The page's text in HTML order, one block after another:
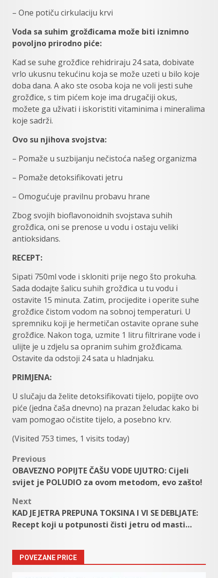
– One potiču cirkulaciju krvi
Voda sa suhim grožđicama može biti iznimno
povoljno prirodno piće:
Kad se suhe grožđice rehidriraju 24 sata, dobivate
vrlo ukusnu tekućinu koja se može uzeti u bilo koje
doba dana. A ako ste osoba koja ne voli jesti suhe
grožđice, s tim pićem koje ima drugačiji okus,
možete ga uživati ​​i iskoristiti vitaminima i mineralima
koje sadrži.
Ovo su njihova svojstva:
– Pomaže u suzbijanju nečistoća našeg organizma
– Pomaže detoksifikovati jetru
– Omogućuje pravilnu probavu hrane
Zbog svojih bioflavonoidnih svojstava suhih
grožđica, oni se prenose u vodu i ostaju veliki
antioksidans.
RECEPT:
Sipati 750ml vode i skloniti prije nego što prokuha.
Sada dodajte šalicu suhih grožđica u tu vodu i
ostavite 15 minuta. Zatim, procijedite i operite suhe
grožđice čistom vodom na sobnoj temperaturi. U
spremniku koji je hermetičan ostavite oprane suhe
grožđice. Nakon toga, uzmite 1 litru filtrirane vode i
ulijte je u zdjelu sa opranim suhim grožđicama.
Ostavite da odstoji 24 sata u hladnjaku.
PRIMJENA:
U slučaju da želite detoksifikovati tijelo, popijte ovo
piće (jedna čaša dnevno) na prazan želudac kako bi
vam pomogao očistite tijelo, a posebno krv.
(Visited 753 times, 1 visits today)
Post
navigation
Previous
OBAVEZNO POPIJTE ČAŠU VODE UJUTRO: Cijeli
svijet je POLUDIO za ovom metodom, evo zašto!
Next
KAD JE JETRA PREPUNA TOKSINA I VI SE DEBLJATE:
Recept koji u potpunosti čisti jetru od masti…
POVEZANE PRICE